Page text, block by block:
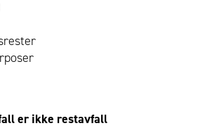
er ikke restavfall